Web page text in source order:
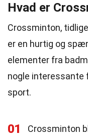
Hvad er
Crossminton,
er en hurtig og
elementer fra
nogle interessante
sport.
01
Crossminton